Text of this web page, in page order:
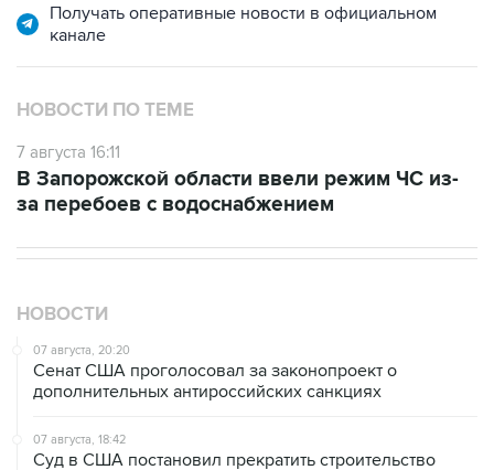
Получать оперативные новости в официальном
канале
НОВОСТИ ПО ТЕМЕ
7 августа 16:11
В Запорожской области ввели режим ЧС из-
за перебоев с водоснабжением
НОВОСТИ
07 августа, 20:20
Сенат США проголосовал за законопроект о
дополнительных антироссийских санкциях
07 августа, 18:42
Суд в США постановил прекратить строительство